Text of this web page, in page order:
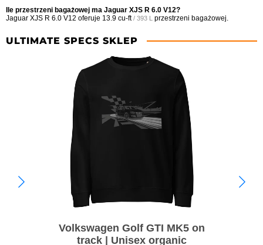
Ile przestrzeni bagażowej ma Jaguar XJS R 6.0 V12?
Jaguar XJS R 6.0 V12 oferuje 13.9 cu-ft / 393 L przestrzeni bagażowej.
ULTIMATE SPECS SKLEP